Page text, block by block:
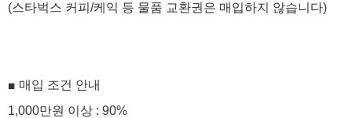
(스타벅스 커피/케익 등 물품 교환권은 매입하지 않습니다)
■ 매입 조건 안내
1,000만원 이상 : 90%